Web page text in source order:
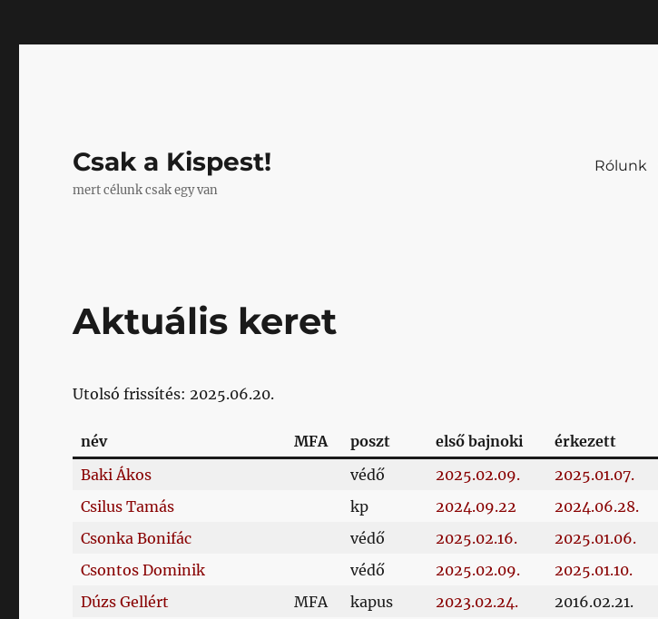
Csak a Kispest!
mert célunk csak egy van
Rólunk
Aktuális keret
Utolsó frissítés: 2025.06.20.
név MFA poszt első bajnoki érkezett
Baki Ákos
védő 2025.02.09. 2025.01.07.
Csilus Tamás
kp 2024.09.22 2024.06.28.
Csonka Bonifác
védő 2025.02.16. 2025.01.06.
Csontos Dominik
védő 2025.02.09. 2025.01.10.
Dúzs Gellért
MFA kapus 2023.02.24. 2016.02.21.